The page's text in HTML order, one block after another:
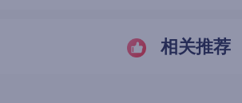
相关推荐